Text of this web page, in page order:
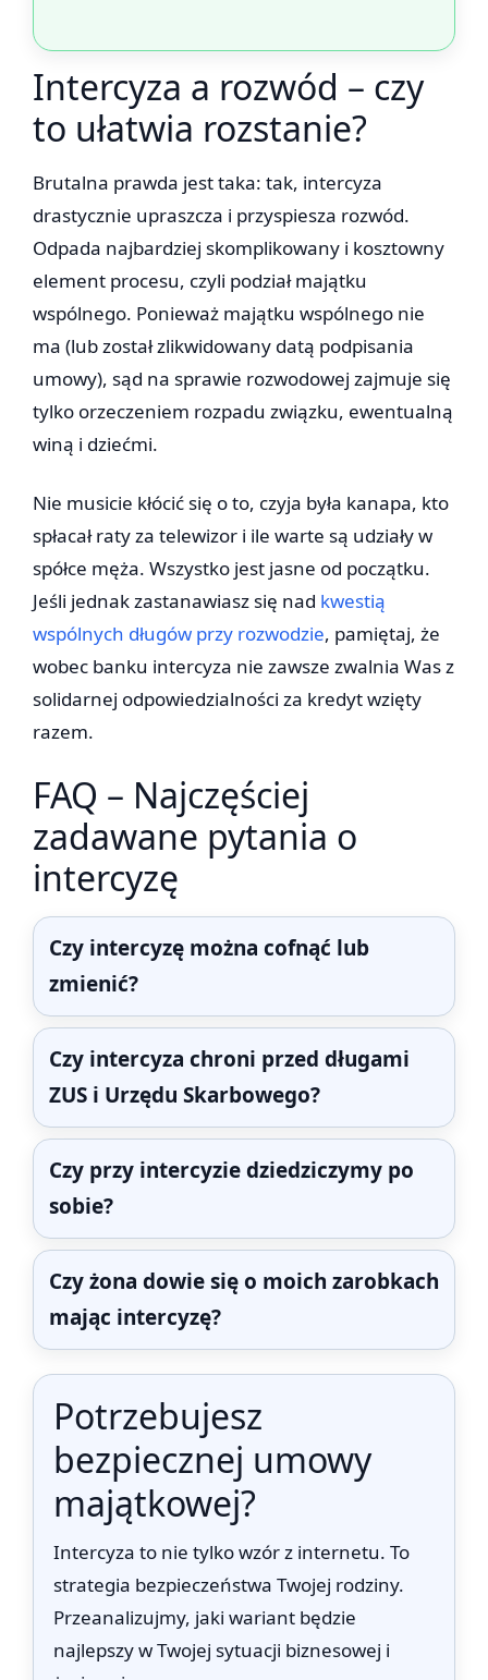
Intercyza a rozwód – czy
to ułatwia rozstanie?
Brutalna prawda jest taka: tak, intercyza
drastycznie upraszcza i przyspiesza rozwód.
Odpada najbardziej skomplikowany i kosztowny
element procesu, czyli podział majątku
wspólnego. Ponieważ majątku wspólnego nie
ma (lub został zlikwidowany datą podpisania
umowy), sąd na sprawie rozwodowej zajmuje się
tylko orzeczeniem rozpadu związku, ewentualną
winą i dziećmi.
Nie musicie kłócić się o to, czyja była kanapa, kto
spłacał raty za telewizor i ile warte są udziały w
spółce męża. Wszystko jest jasne od początku.
Jeśli jednak zastanawiasz się nad kwestią
wspólnych długów przy rozwodzie, pamiętaj, że
wobec banku intercyza nie zawsze zwalnia Was z
solidarnej odpowiedzialności za kredyt wzięty
razem.
FAQ – Najczęściej
zadawane pytania o
intercyzę
Czy intercyzę można cofnąć lub
zmienić?
Czy intercyza chroni przed długami
ZUS i Urzędu Skarbowego?
Czy przy intercyzie dziedziczymy po
sobie?
Czy żona dowie się o moich zarobkach
mając intercyzę?
Potrzebujesz
bezpiecznej umowy
majątkowej?
Intercyza to nie tylko wzór z internetu. To
strategia bezpieczeństwa Twojej rodziny.
Przeanalizujmy, jaki wariant będzie
najlepszy w Twojej sytuacji biznesowej i